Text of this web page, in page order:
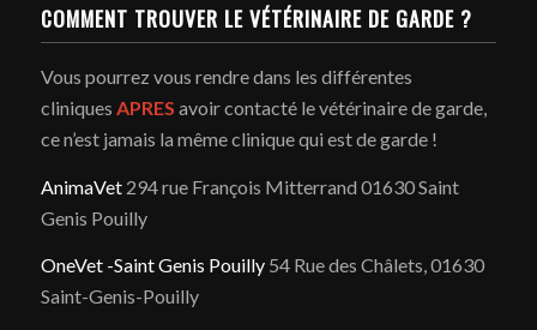
COMMENT TROUVER LE VÉTÉRINAIRE DE GARDE ?
Vous pourrez vous rendre dans les différentes
cliniques APRES avoir contacté le vétérinaire de garde,
ce n’est jamais la même clinique qui est de garde !
AnimaVet294 rue François Mitterrand 01630 Saint
Genis Pouilly
OneVet -Saint Genis Pouilly54 Rue des Châlets, 01630
Saint-Genis-Pouilly